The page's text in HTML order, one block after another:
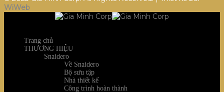
WiWeb
Trang chủ
THƯƠNG HIỆU
Snaidero
Về Snaidero
Bộ sưu tập
Nhà thiết kế
Công trình hoàn thành